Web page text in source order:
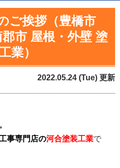
ご挨拶（豊橋市
市 屋根・外壁 塗
業）
2022.05.24 (Tue) 更新
事専門店の河合塗装工業で